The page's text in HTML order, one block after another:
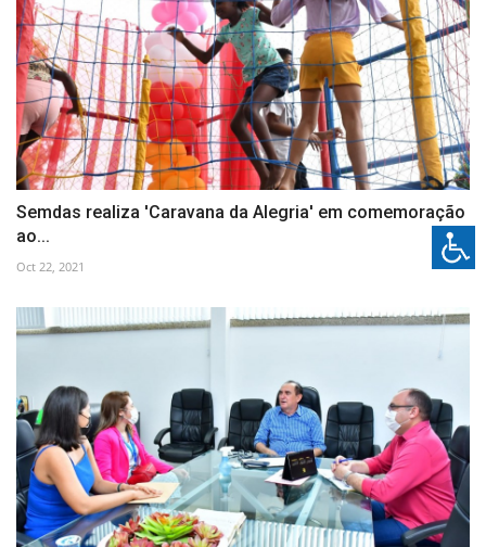
Semdas realiza 'Caravana da Alegria' em comemoração
ao...
Oct 22, 2021